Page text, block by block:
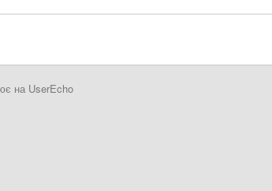
на UserEcho